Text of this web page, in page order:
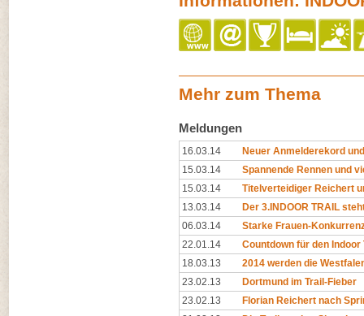
Mehr zum Thema
Meldungen
16.03.14
Neuer Anmelderekord
15.03.14
Spannende Rennen und
15.03.14
Titelverteidiger Reichert
13.03.14
Der 3.INDOOR TRAIL
06.03.14
Starke Frauen-
22.01.14
Countdown für den Indoor
18.03.13
2014 werden die
23.02.13
Dortmund im Trail-Fieber
23.02.13
Florian Reichert nach